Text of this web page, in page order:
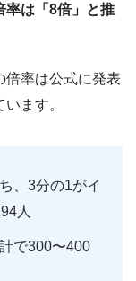
率は「8倍」と推
倍率は公式に発表
ます。
、3分の1がイ
人
で300〜400